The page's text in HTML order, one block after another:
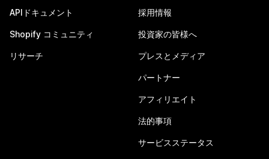
APIドキュメント
Shopify コミュニティ
リサーチ
採用情報
投資家の皆様へ
プレスとメディア
パートナー
アフィリエイト
法的事項
サービスステータス